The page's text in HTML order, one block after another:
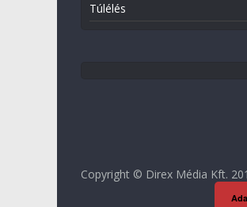
Túlélés
Copyright © Direx Média Kft.